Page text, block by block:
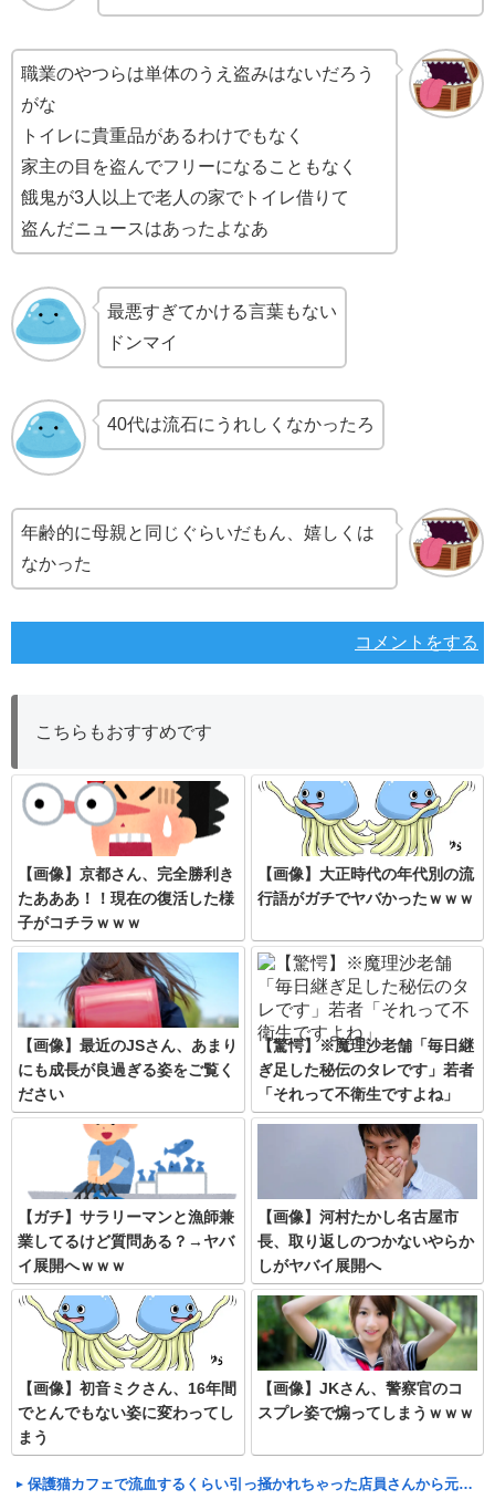
職業のやつらは単体のうえ盗みはないだろう
がな
トイレに貴重品があるわけでもなく
家主の目を盗んでフリーになることもなく
餓鬼が3人以上で老人の家でトイレ借りて
盗んだニュースはあったよなあ
最悪すぎてかける言葉もない
ドンマイ
40代は流石にうれしくなかったろ
年齢的に母親と同じぐらいだもん、嬉しくは
なかった
コメントをする
こちらもおすすめです
【画像】京都さん、完全勝利き
たあああ！！現在の復活した様
子がコチラｗｗｗ
【画像】大正時代の年代別の流
行語がガチでヤバかったｗｗｗ
【画像】最近のJSさん、あまり
にも成長が良過ぎる姿をご覧く
ださい
【驚愕】※魔理沙老舗「毎日継
ぎ足した秘伝のタレです」若者
「それって不衛生ですよね」
【ガチ】サラリーマンと漁師兼
業してるけど質問ある？→ヤバ
イ展開へｗｗｗ
【画像】河村たかし名古屋市
長、取り返しのつかないやらか
しがヤバイ展開へ
【画像】初音ミクさん、16年間
でとんでもない姿に変わってし
まう
【画像】JKさん、警察官のコ
スプレ姿で煽ってしまうｗｗｗ
保護猫カフェで流血するくらい引っ掻かれちゃった店員さんから元々虐待を受け...